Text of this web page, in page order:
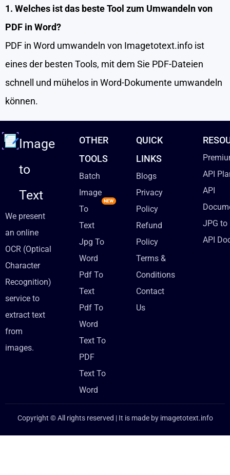
1. Welches ist das beste Tool zum Umwandeln von
PDF in Word?
PDF in Word umwandeln von Imagetotext.info ist
eines der besten Tools, mit dem Sie PDF-Dateien
schnell und mühelos in Word-Dokumente umwandeln
können.
Image
to
Text
We present
an online
OCR (Optical
Character
Recognition)
service to
extract text
from
images.
OTHER
TOOLS
Batch
Image
To
Text
Jpg To
Word
Pdf To
Text
Pdf To
Word
Text To
PDF
Text To
Word
QUICK
LINKS
Blogs
Privacy
Policy
Refund
Policy
Terms &
Conditions
Contact
Us
API
API
JPG to
API
Copyright © All rights reserved | It is made by imagetotext.info